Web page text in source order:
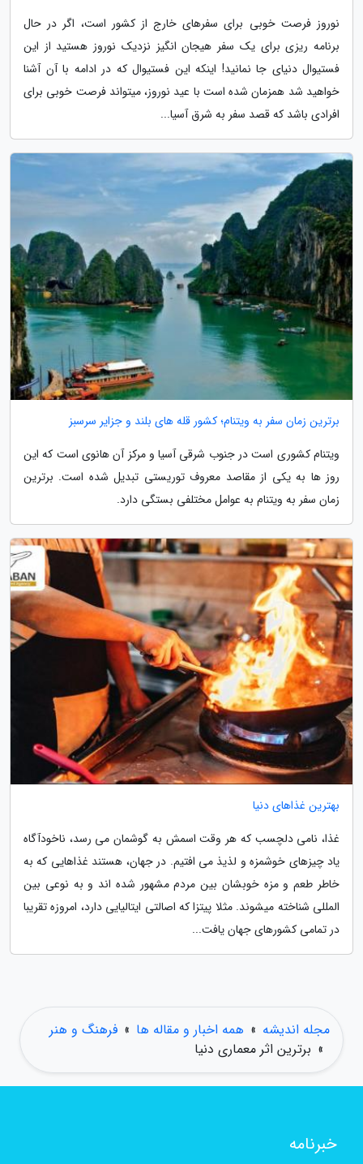
نوروز فرصت خوبی برای سفرهای خارج از کشور است، اگر در حال
برنامه ریزی برای یک سفر هیجان انگیز نزدیک نوروز هستید از این
فستیوال دنیای جا نمانید! اینکه این فستیوال که در ادامه با آن آشنا
خواهید شد همزمان شده است با عید نوروز، میتواند فرصت خوبی برای
افرادی باشد که قصد سفر به شرق آسیا...
برترین زمان سفر به ویتنام؛ کشور قله های بلند و جزایر سرسبز
ویتنام کشوری است در جنوب شرقی آسیا و مرکز آن هانوی است که این
روز ها به یکی از مقاصد معروف توریستی تبدیل شده است. برترین
زمان سفر به ویتنام به عوامل مختلفی بستگی دارد.
بهترین غذاهای دنیا
غذا، نامی دلچسب که هر وقت اسمش به گوشمان می رسد، ناخودآگاه
یاد چیزهای خوشمزه و لذیذ می افتیم. در جهان، هستند غذاهایی که به
خاطر طعم و مزه خوبشان بین مردم مشهور شده اند و به نوعی بین
المللی شناخته میشوند. مثلا پیتزا که اصالتی ایتالیایی دارد، امروزه تقریبا
در تمامی کشورهای جهان یافت...
مجله اندیشه » همه اخبار و مقاله ها » فرهنگ و هنر
» برترین اثر معماری دنیا
خبرنامه